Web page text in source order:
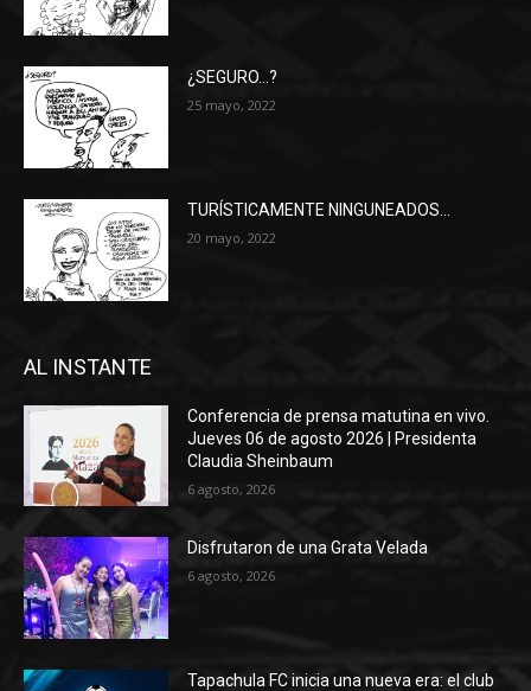
¿SEGURO…?
25 mayo, 2022
TURÍSTICAMENTE NINGUNEADOS…
20 mayo, 2022
AL INSTANTE
Conferencia de prensa matutina en vivo.
Jueves 06 de agosto 2026 | Presidenta
Claudia Sheinbaum
6 agosto, 2026
Disfrutaron de una Grata Velada
6 agosto, 2026
Tapachula FC inicia una nueva era: el club